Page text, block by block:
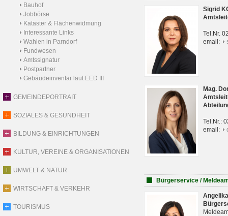
Bauhof
Jobbörse
Kataster & Flächenwidmung
Interessante Links
Wahlen in Parndorf
Fundwesen
Amtssignatur
Postpartner
Gebäudeinventar laut EED III
GEMEINDEPORTRAIT
SOZIALES & GESUNDHEIT
BILDUNG & EINRICHTUNGEN
KULTUR, VEREINE & ORGANISATIONEN
UMWELT & NATUR
WIRTSCHAFT & VERKEHR
TOURISMUS
Sigrid
Tel.Nr.
email:
Mag.
Tel.Nr.:
email:
Bürgerservice /